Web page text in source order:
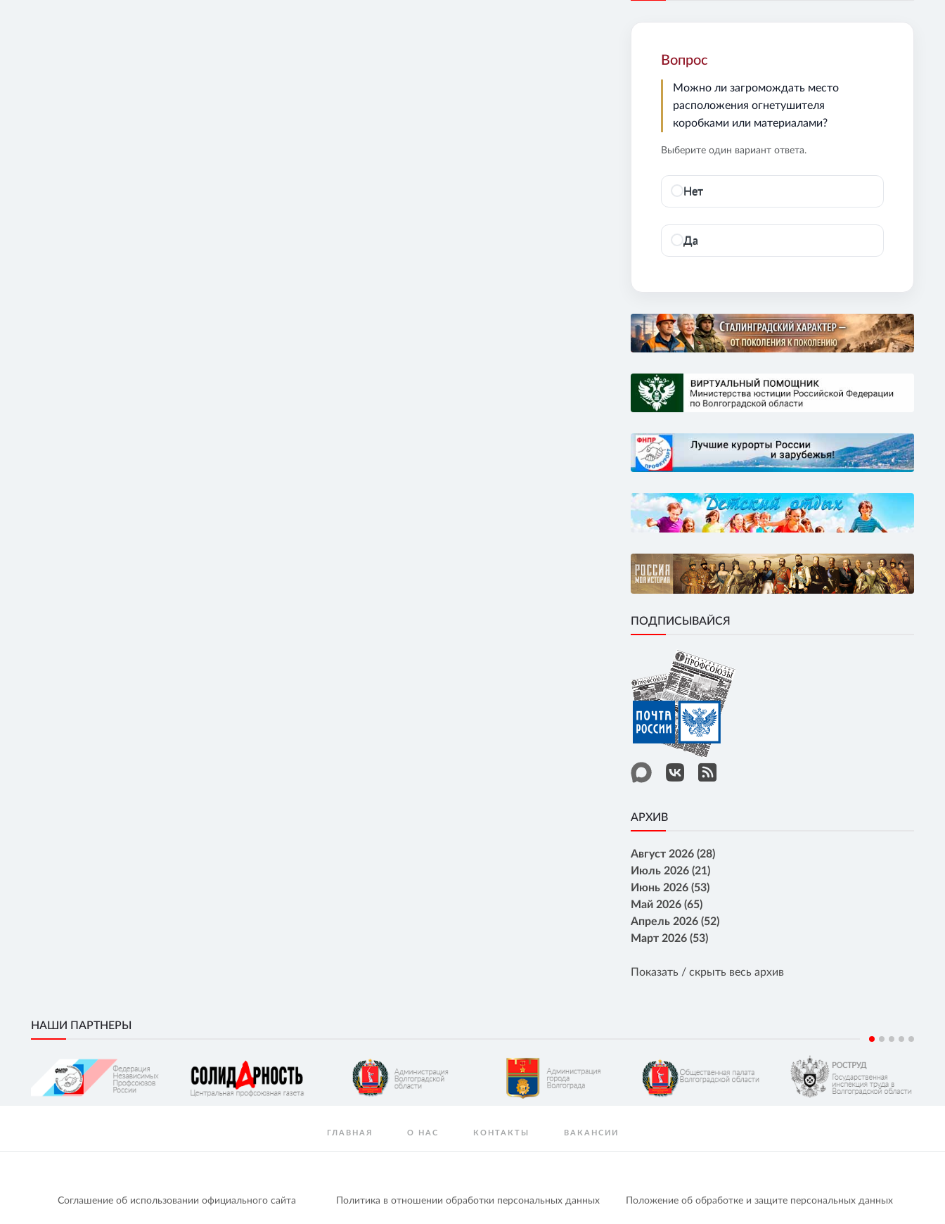
Вопрос
Можно ли загромождать место
расположения огнетушителя
коробками или материалами?
Выберите один вариант ответа.
Нет
Да
ПОДПИСЫВАЙСЯ
АРХИВ
Август 2026 (28)
Июль 2026 (21)
Июнь 2026 (53)
Май 2026 (65)
Апрель 2026 (52)
Март 2026 (53)
Показать / скрыть весь архив
НАШИ ПАРТНЕРЫ
ГЛАВНАЯ О НАС КОНТАКТЫ ВАКАНСИИ
Соглашение об использовании официального сайта Политика в отношении обработки персональных данных Положение об обработке и защите персональных данных